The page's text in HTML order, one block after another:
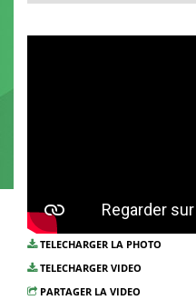
TELECHARGER LA PHOTO
TELECHARGER VIDEO
PARTAGER LA VIDEO